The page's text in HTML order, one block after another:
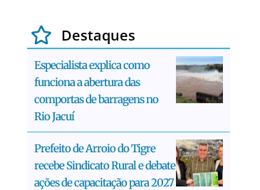
Destaques
Especialista explica como
funciona a abertura das
comportas de barragens no
Rio Jacuí
Prefeito de Arroio do Tigre
recebe Sindicato Rural e debate
ações de capacitação para 2027